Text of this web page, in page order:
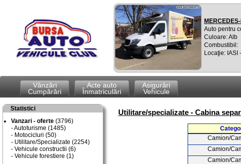
Auto pentru
Culoare: Alb
Combustibil:
Locaţie: IASI
Vânzări
Cumpărări
Acte auto
Înmatriculări
Asigurări
Vehicule
Statistici
Vanzari - oferte (3796)
Autoturisme (1485)
Motocicluri (50)
Utilitare/Specializate (2254)
Vehicule constructii (6)
Vehicule forestiere (1)
Utilitare/specializate - Cabina
Camion/
Camion/
Camion/